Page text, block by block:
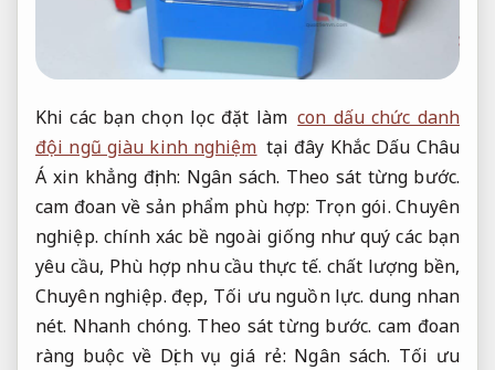
Khi các bạn chọn lọc đặt làm con dấu chức danh
đội ngũ giàu kinh nghiệm tại đây Khắc Dấu Châu
Á xin khẳng định: Ngân sách. Theo sát từng bước.
cam đoan về sản phẩm phù hợp: Trọn gói. Chuyên
nghiệp. chính xác bề ngoài giống như quý các bạn
yêu cầu, Phù hợp nhu cầu thực tế. chất lượng bền,
Chuyên nghiệp. đẹp, Tối ưu nguồn lực. dung nhan
nét. Nhanh chóng. Theo sát từng bước. cam đoan
ràng buộc về Dịch vụ giá rẻ: Ngân sách. Tối ưu